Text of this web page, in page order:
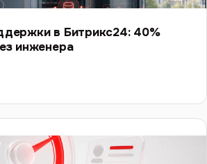
в Битрикс24: 40%
инженера